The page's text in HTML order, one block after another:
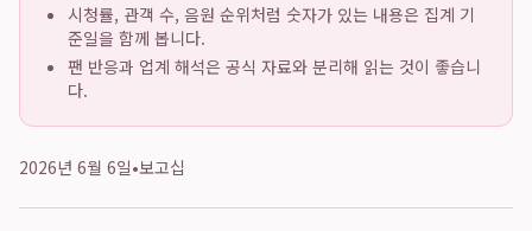
시청률, 관객 수, 음원 순위처럼 숫자가 있는 내용은 집계 기
준일을 함께 봅니다.
팬 반응과 업계 해석은 공식 자료와 분리해 읽는 것이 좋습니
다.
2026년 6월 6일•보고십